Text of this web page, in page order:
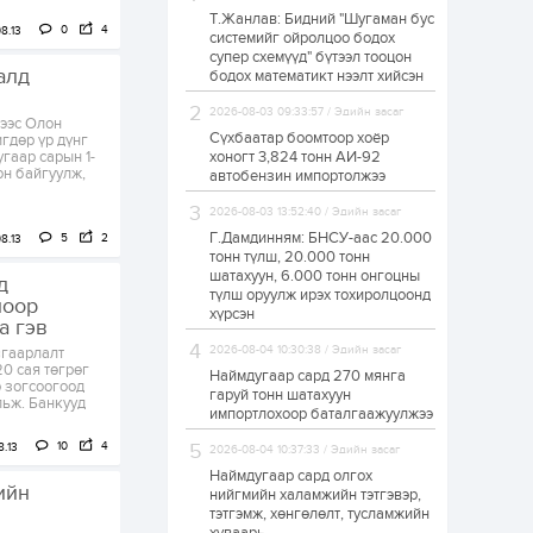
0 4
Олон
үр дүнг
сарын 1-
байгуулж,
5 2
гэв
сая төгрөг
Банкууд
10 4
ЗГ: Автобензин,
дизель түлшний
онцгой албан
татварыг тэглэлээ
1 өдөр 2
З.Мэндсайхан:
Хүнсний нөөцийг
бэлтгэх агуулах,
үүдэд хөнгөлөлттэй
зээл олгоно
1 өдөр 1 0
Европ дахь
монголчуудын
боллоо
1 өдөр 2
Өнгөрсөн сард
1,439.2 кг үнэт
авчээ
1 өдөр 0
Т.Жанлав: Бидний "Шугаман бус
системийг ойролцоо бодох
супер схемүүд" бүтээл тооцон
бодох математикт нээлт хийсэн
2026-08-03 09:33:57 / Эдийн засаг
Сүхбаатар боомтоор хоёр
хоногт 3,824 тонн АИ-92
автобензин импортолжээ
2026-08-03 13:52:40 / Эдийн засаг
Г.Дамдинням: БНСУ-аас 20.000
тонн түлш, 20.000 тонн
шатахуун, 6.000 тонн онгоцны
түлш оруулж ирэх тохиролцоонд
хүрсэн
2026-08-04 10:30:38 / Эдийн засаг
Наймдугаар сард 270 мянга
гаруй тонн шатахуун
импортлохоор баталгаажуулжээ
2026-08-04 10:37:33 / Эдийн засаг
Наймдугаар сард олгох
нийгмийн халамжийн тэтгэвэр,
тэтгэмж, хөнгөлөлт, тусламжийн